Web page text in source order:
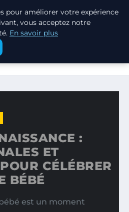
BÉBÉS
ORIGINALES ET
:
ET
CÉLÉBRER
BÉBÉ
est un moment
pour améliorer votre expérience
vous acceptez notre
En savoir plus